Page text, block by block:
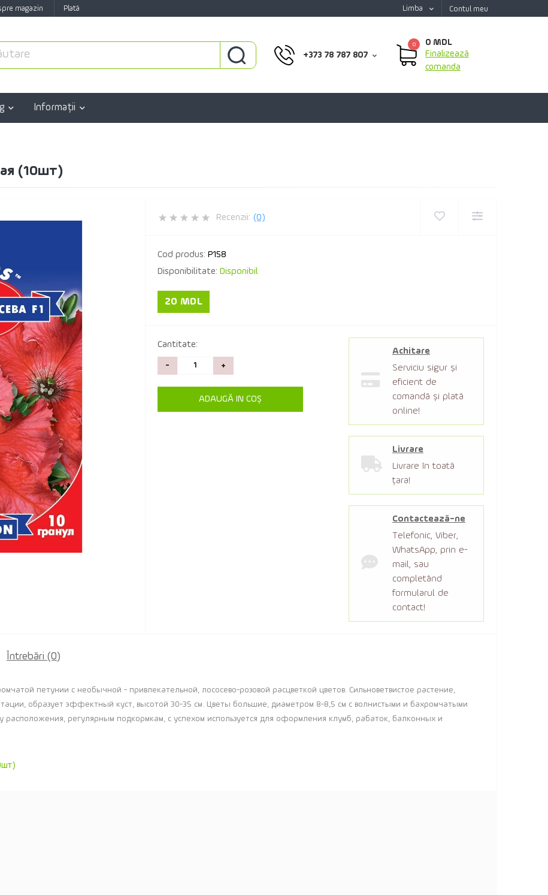
magazin Plată Limba Contul meu
+373 78 787 807
0
0 MDL
Finalizează
comanda
Informaţii
(10шт)
Recenzii: (0)
Cod produs: P158
Disponibilitate: Disponibil
20 MDL
Cantitate:
- +
ADAUGĂ IN COŞ
Achitare
Serviciu sigur şi
eficient de
comandă şi plată
online!
Livrare
Livrare în toată
țara!
Contactează-ne
Telefonic, Viber,
WhatsApp, prin e-
mail, sau
completând
formularul de
contact!
Întrebări (0)
петунии с необычной - привлекательной, лососево-розовой расцветкой цветов. Сильноветвистое растение,
образует эффектный куст, высотой 30-35 см. Цветы большие, диаметром 8-8,5 см с волнистыми и бахромчатыми
расположения, регулярным подкормкам, с успехом используется для оформления клумб, рабаток, балконных и